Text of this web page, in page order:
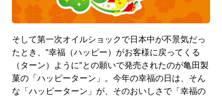
そして第一次オイルショックで日本中が不景気だっ
たとき、”幸福（ハッピー）がお客様に戻ってくる
（ターン）ように”との願いで発売されたのが亀田製
菓の「ハッピーターン」。今年の幸福の日は、そん
な「ハッピーターン」が、そのおいしさで「幸福の